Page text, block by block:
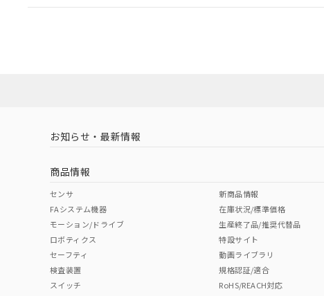
EU RoHS 注意事項・凡例
中国 RoHS 注意事項・凡例
中国 RoHS表
Pb Hg Cr(VI)
（イギリス
（ノルウェー
お知らせ・最新情報
商品情報
センサ
FAシステム機器
モーション/ドライブ
ロボティクス
セーフティ
検査装置
スイッチ
新商品情報
在庫状況/標準価格
生産終了品/推奨代替品
特設サイト
動画ライブラリ
規格認証/適合
RoHS/REACH対応